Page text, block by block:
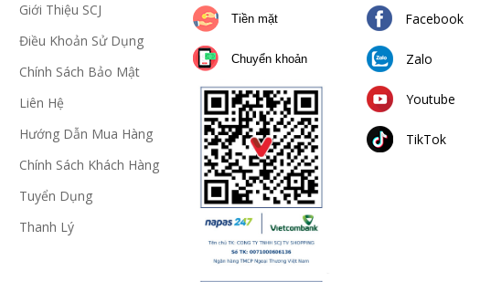
Giới Thiệu SCJ
Điều Khoản Sử Dụng
Chính Sách Bảo Mật
Liên Hệ
Hướng Dẫn Mua Hàng
Chính Sách Khách Hàng
Tuyển Dụng
Thanh Lý
Tiền mặt
Chuyển khoản
Facebook
Zalo
Youtube
TikTok